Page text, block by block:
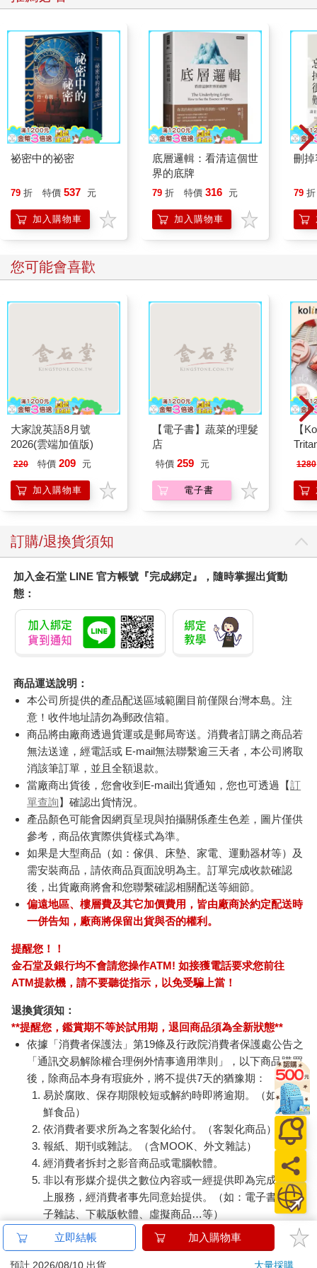
祕密中的祕密
79 折 特價 537 元
加入購物車
底層邏輯：看清這個世
界的底牌
79 折 特價 316 元
加入購物車
刪
79 折
您可能會喜歡
大家說英語8月號
2026(雲端加值版)
220 特價 209 元
加入購物車
【電子書】蔬菜的理髮
店
特價 259 元
電子書
【
1280
訂購/退換貨須知
加入金石堂 LINE 官方帳號『完成綁定』，隨時掌握出貨動
態：
商品運送說明：
本公司所提供的產品配送區域範圍目前僅限台灣本島。注
意！收件地址請勿為郵政信箱。
商品將由廠商透過貨運或是郵局寄送。消費者訂購之商品若
無法送達，經電話或 E-mail無法聯繫逾三天者，本公司將取
消該筆訂單，並且全額退款。
當廠商出貨後，您會收到E-mail出貨通知，您也可透過【訂
單查詢】確認出貨情況。
產品顏色可能會因網頁呈現與拍攝關係產生色差，圖片僅供
參考，商品依實際供貨樣式為準。
如果是大型商品（如：傢俱、床墊、家電、運動器材等）及
需安裝商品，請依商品頁面說明為主。訂單完成收款確認
後，出貨廠商將會和您聯繫確認相關配送等細節。
偏遠地區、樓層費及其它加價費用，皆由廠商於約定配送時
一併告知，廠商將保留出貨與否的權利。
提醒您！！
金石堂及銀行均不會請您操作ATM! 如接獲電話要求您前往
ATM提款機，請不要聽從指示，以免受騙上當！
退換貨須知：
**提醒您，鑑賞期不等於試用期，退回商品須為全新狀態**
依據「消費者保護法」第19條及行政院消費者保護處公告之
「通訊交易解除權合理例外情事適用準則」，以下商品購買
後，除商品本身有瑕疵外，將不提供7天的猶豫期：
易於腐敗、保存期限較短或解約時即將逾期。（如：生
鮮食品）
依消費者要求所為之客製化給付。（客製化商品）
報紙、期刊或雜誌。（含MOOK、外文雜誌）
經消費者拆封之影音商品或電腦軟體。
非以有形媒介提供之數位內容或一經提供即為完成之線
上服務，經消費者事先同意始提供。（如：電子書、電
子雜誌、下載版軟體、虛擬商品…等）
已拆封之個人衛生用品。（如：內衣褲、刮鬍刀、除毛
刀…等）
若非上列種類商品，均享有到貨7天的猶豫期（含例假
立即結帳 加入購物車
預計 2026/08/10 出貨 大量採購